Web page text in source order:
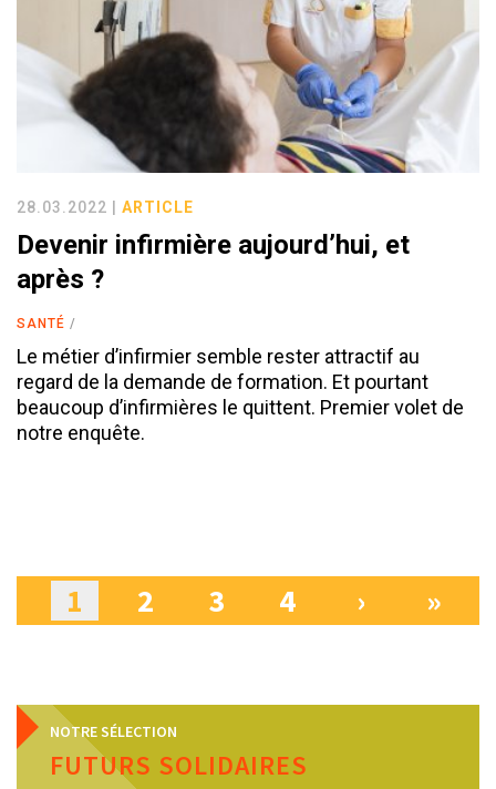
28.03.2022 | ARTICLE
Devenir infirmière aujourd’hui, et
après ?
SANTÉ
Le métier d’infirmier semble rester attractif au
regard de la demande de formation. Et pourtant
beaucoup d’infirmières le quittent. Premier volet de
notre enquête.
1 2 3 4 › »
NOTRE SÉLECTION
FUTURS SOLIDAIRES